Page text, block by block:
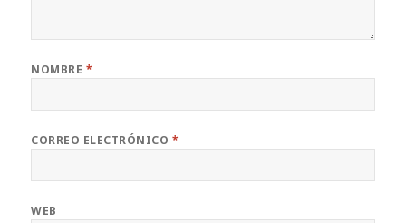
NOMBRE *
CORREO ELECTRÓNICO *
WEB